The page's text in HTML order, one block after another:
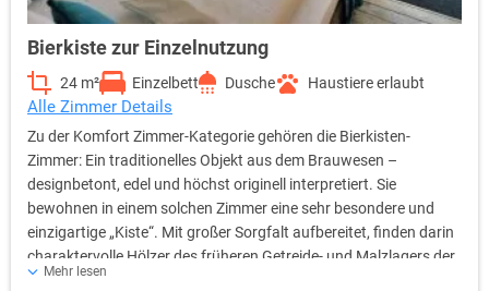
Bierkiste zur Einzelnutzung
24 m² Einzelbett Dusche Haustiere erlaubt
Alle Zimmer Details
Zu der Komfort Zimmer-Kategorie gehören die Bierkisten-
Zimmer: Ein traditionelles Objekt aus dem Brauwesen –
designbetont, edel und höchst originell interpretiert. Sie
bewohnen in einem solchen Zimmer eine sehr besondere und
einzigartige „Kiste“. Mit großer Sorgfalt aufbereitet, finden darin
charaktervolle Hölzer des früheren Getreide- und Malzlagers der
Brauerei Verwendung für die Wandverkleidung und den
Mehr lesen